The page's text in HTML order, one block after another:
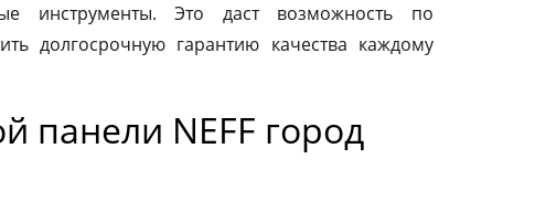
инструменты. Это даст возможность по
долгосрочную гарантию качества каждому
панели NEFF город